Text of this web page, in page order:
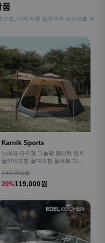
품
로, 이에 따른 일정액의 수수료를 제
Karnik Sports
뉴에라 타프형 그늘막 원터치 텐트
플라이포함 폴대포함 풀세트 기본
149,000원
20%119,000원